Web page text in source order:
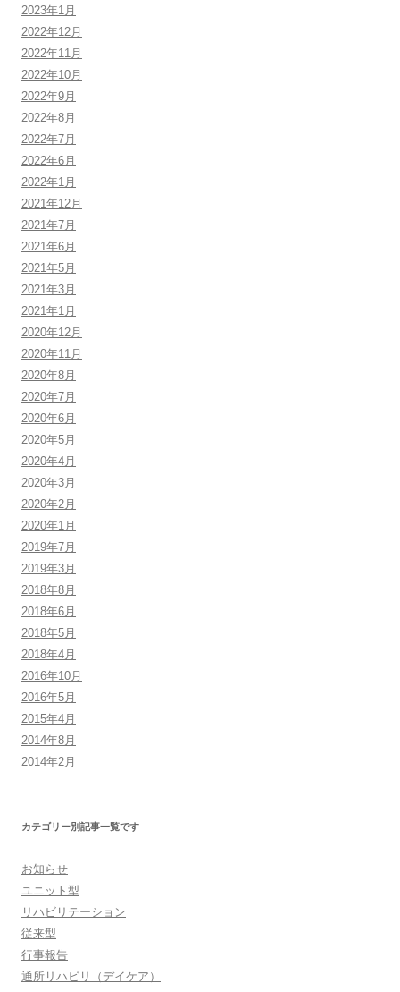
2023年1月
2022年12月
2022年11月
2022年10月
2022年9月
2022年8月
2022年7月
2022年6月
2022年1月
2021年12月
2021年7月
2021年6月
2021年5月
2021年3月
2021年1月
2020年12月
2020年11月
2020年8月
2020年7月
2020年6月
2020年5月
2020年4月
2020年3月
2020年2月
2020年1月
2019年7月
2019年3月
2018年8月
2018年6月
2018年5月
2018年4月
2016年10月
2016年5月
2015年4月
2014年8月
2014年2月
カテゴリー別記事一覧です
お知らせ
ユニット型
リハビリテーション
従来型
行事報告
通所リハビリ（デイケア）